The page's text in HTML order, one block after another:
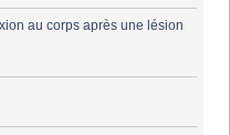
au corps après une lésion